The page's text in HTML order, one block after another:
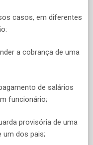
casos, em diferentes
a cobrança de uma
de salários
funcionário;
provisória de uma
um dos pais;